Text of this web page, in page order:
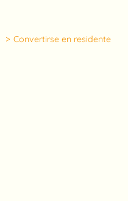
Convertirse en residente